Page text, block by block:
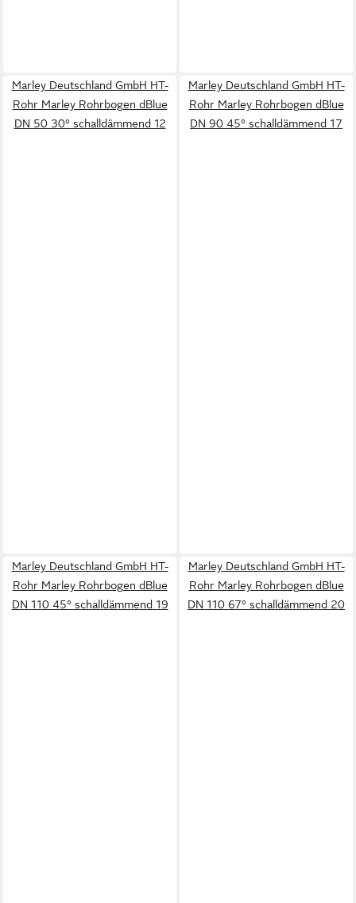
Marley Deutschland GmbH HT-
Rohr Marley Rohrbogen dBlue
DN 50 30° schalldämmend 12
Marley Deutschland GmbH HT-
Rohr Marley Rohrbogen dBlue
DN 90 45° schalldämmend 17
Marley Deutschland GmbH HT-
Rohr Marley Rohrbogen dBlue
DN 110 45° schalldämmend 19
Marley Deutschland GmbH HT-
Rohr Marley Rohrbogen dBlue
DN 110 67° schalldämmend 20